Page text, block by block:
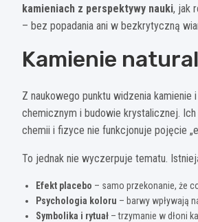
kamieniach z perspektywy nauki, jak
– bez popadania ani w bezkrytyczną
Kamienie
Z naukowego punktu widzenia
chemicznym i budowie krystalicznej.
chemii i fizyce nie funkcjonuje pojęcie
To jednak nie wyczerpuje tematu.
Efekt placebo – samo przekonanie, że
Psychologia koloru – barwy wpływają
Symbolika i rytuał – trzymanie w dłoni